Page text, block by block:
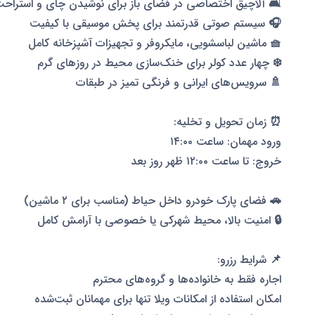
🛋 آلاچیق اختصاصی در فضای باز برای نوشیدن چای و
🎧 سیستم صوتی قدرتمند برای پخش موسیقی با کیفیت
🧺 ماشین لباسشویی، مایکروفر و تجهیزات آشپزخانه کامل
❄️ چهار عدد کولر برای خنک‌سازی محیط در روزهای گرم
🚿 سرویس‌های ایرانی و فرنگی تمیز در طبقات
⏰ زمان تحویل و تخلیه:
ورود مهمان: ساعت ۱۴:۰۰
خروج: تا ساعت ۱۲:۰۰ ظهر روز بعد
🚗 فضای پارک خودرو داخل حیاط (مناسب برای ۲ ماشین)
🔒 امنیت بالا، محیط شهرکی یا خصوصی با آرامش کامل
📌 شرایط رزرو:
اجاره فقط به خانواده‌ها و گروه‌های محترم
امکان استفاده از امکانات ویلا تنها برای مهمانان ثبت‌شده